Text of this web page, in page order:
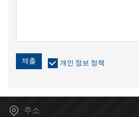
제출 개인 정보 정책
주소